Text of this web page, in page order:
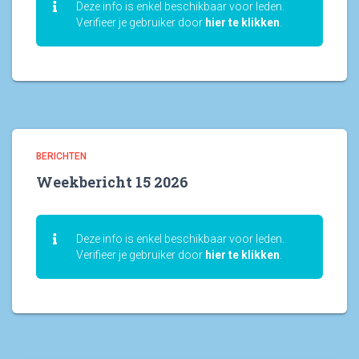
Deze info is enkel beschikbaar voor leden.
Verifieer je gebruiker door hier te klikken
BERICHTEN
Weekbericht 15 2026
Deze info is enkel beschikbaar voor leden.
Verifieer je gebruiker door hier te klikken